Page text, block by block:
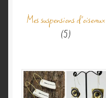
Mes suspensions d'oiseaux
(5)